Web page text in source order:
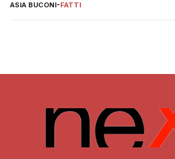
ASIA BUCONI-FATTI